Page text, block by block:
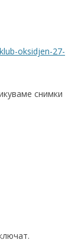
oksidjen-27-
снимки